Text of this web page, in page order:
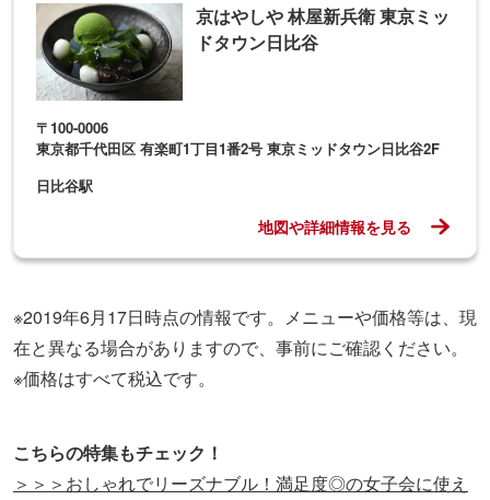
京はやしや 林屋新兵衛 東京ミッ
ドタウン日比谷
〒100-0006
東京都千代田区 有楽町1丁目1番2号 東京ミッドタウン日比谷2F
日比谷駅
地図や詳細情報を見る
※2019年6月17日時点の情報です。メニューや価格等は、現
在と異なる場合がありますので、事前にご確認ください。
※価格はすべて税込です。
こちらの特集もチェック！
＞＞＞おしゃれでリーズナブル！満足度◎の女子会に使え